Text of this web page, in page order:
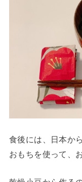
食後には、日本か
おもちを使って、